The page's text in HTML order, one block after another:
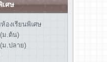
เศษ
องเรียนพิเศษ
ม.ต้น)
ม.ปลาย)